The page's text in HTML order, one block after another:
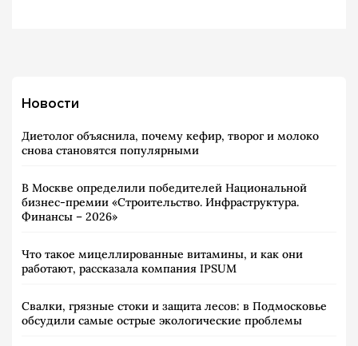
Новости
Диетолог объяснила, почему кефир, творог и молоко
снова становятся популярными
В Москве определили победителей Национальной
бизнес-премии «Строительство. Инфраструктура.
Финансы – 2026»
Что такое мицеллированные витамины, и как они
работают, рассказала компания IPSUM
Свалки, грязные стоки и защита лесов: в Подмосковье
обсудили самые острые экологические проблемы